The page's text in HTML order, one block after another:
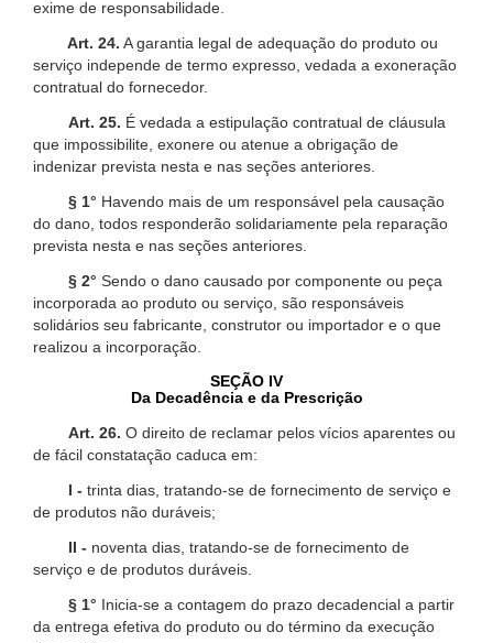
exime de responsabilidade.
Art. 24. A garantia legal de adequação do produto ou
serviço independe de termo expresso, vedada a exoneração
contratual do fornecedor.
Art. 25. É vedada a estipulação contratual de cláusula
que impossibilite, exonere ou atenue a obrigação de
indenizar prevista nesta e nas seções anteriores.
§ 1° Havendo mais de um responsável pela causação
do dano, todos responderão solidariamente pela reparação
prevista nesta e nas seções anteriores.
§ 2° Sendo o dano causado por componente ou peça
incorporada ao produto ou serviço, são responsáveis
solidários seu fabricante, construtor ou importador e o que
realizou a incorporação.
SEÇÃO IV
Da Decadência e da Prescrição
Art. 26. O direito de reclamar pelos vícios aparentes ou
de fácil constatação caduca em:
I - trinta dias, tratando-se de fornecimento de serviço e
de produtos não duráveis;
II - noventa dias, tratando-se de fornecimento de
serviço e de produtos duráveis.
§ 1° Inicia-se a contagem do prazo decadencial a partir
da entrega efetiva do produto ou do término da execução